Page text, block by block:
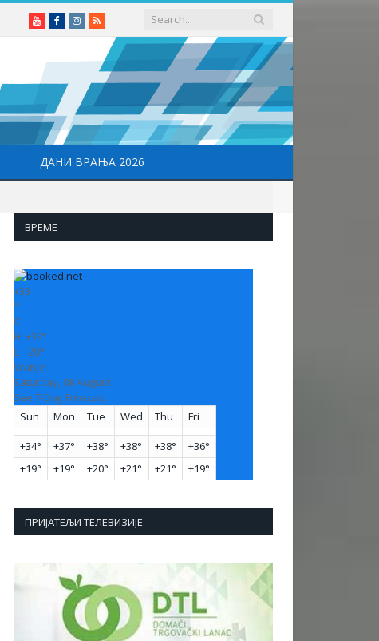
YoutubeFacebookInstagram
RSS
ДАНИ ВРАЊА 2026
ВРЕМЕ
+33
°
C
H: +33°
L: +20°
Vranje
Saturday, 08 August
See 7-Day Forecast
Sun
Mon Tue Wed Thu Fri
+34° +37° +38° +38° +38° +36°
+19° +19° +20° +21° +21° +19°
ПРИЈАТЕЉИ ТЕЛЕВИЗИЈЕ